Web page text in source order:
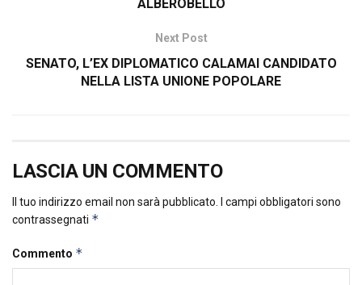
ALBEROBELLO
Next Post
SENATO, L’EX DIPLOMATICO CALAMAI CANDIDATO
NELLA LISTA UNIONE POPOLARE
LASCIA UN COMMENTO
Il tuo indirizzo email non sarà pubblicato.
I campi obbligatori sono
contrassegnati *
Commento *